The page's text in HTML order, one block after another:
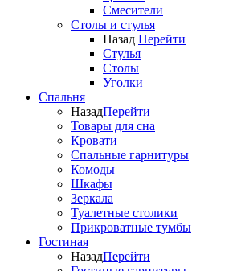
Смесители
Столы и стулья
Назад Перейти
Стулья
Столы
Уголки
Спальня
НазадПерейти
Товары для сна
Кровати
Спальные гарнитуры
Комоды
Шкафы
Зеркала
Туалетные столики
Прикроватные тумбы
Гостиная
НазадПерейти